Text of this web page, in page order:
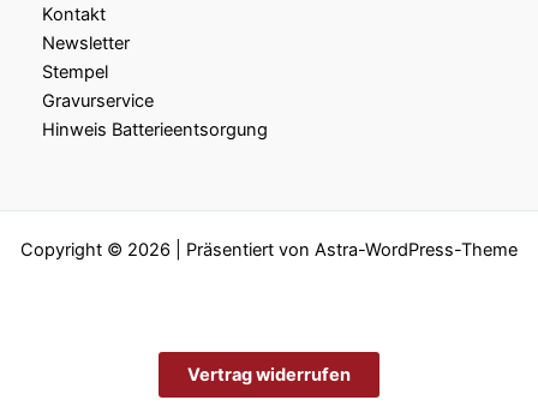
Kontakt
Newsletter
Stempel
Gravurservice
Hinweis Batterieentsorgung
Copyright © 2026 | Präsentiert von Astra-WordPress-Theme
Vertrag widerrufen